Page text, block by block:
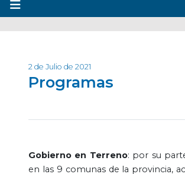
2 de Julio de 2021
Programas
Gobierno en Terreno: por su
en las 9 comunas de la provincia,